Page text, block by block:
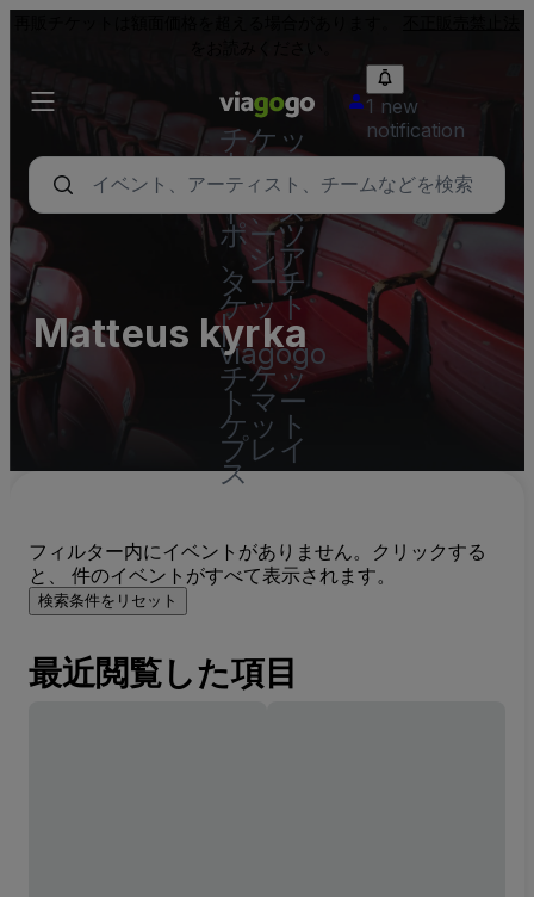
チケッ
ト - コ
ンサー
ト、ス
ポーツ
、シア
ターチ
ケット
|
viagogo
チケッ
トマー
ケット
プレイ
ス
1 new
notification
Matteus kyrka
フィルター内にイベントがありません。クリックする
と、 件のイベントがすべて表示されます。
検索条件をリセット
最近閲覧した項目